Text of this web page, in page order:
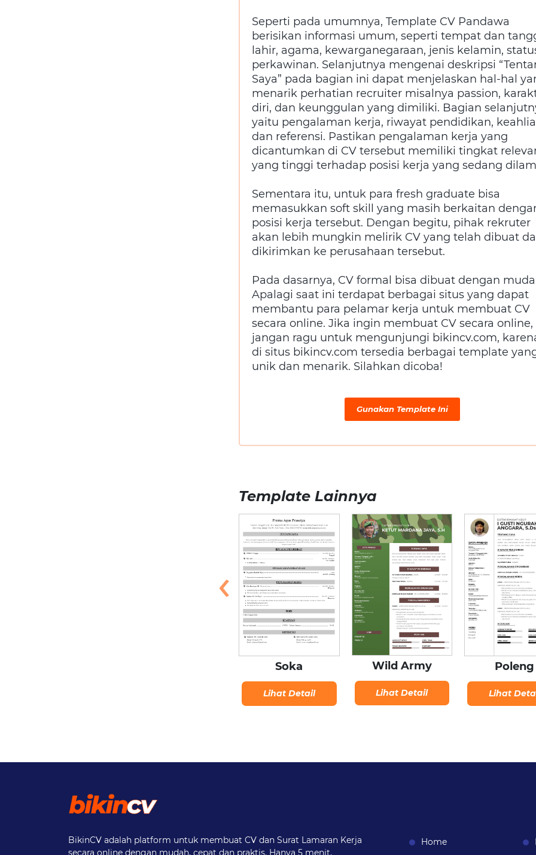
Seperti pada umumnya, Template CV Pandawa
berisikan informasi umum, seperti tempat dan
lahir, agama, kewarganegaraan, jenis kelamin,
perkawinan. Selanjutnya mengenai deskripsi
Saya” pada bagian ini dapat menjelaskan hal-hal
menarik perhatian recruiter misalnya passion,
diri, dan keunggulan yang dimiliki. Bagian
yaitu pengalaman kerja, riwayat pendidikan,
dan referensi. Pastikan pengalaman kerja yang
dicantumkan di CV tersebut memiliki tingkat
yang tinggi terhadap posisi kerja yang sedang
Sementara itu, untuk para fresh graduate bisa
memasukkan soft skill yang masih berkaitan
posisi kerja tersebut. Dengan begitu, pihak rekruter
akan lebih mungkin melirik CV yang telah dibuat
dikirimkan ke perusahaan tersebut.
Pada dasarnya, CV formal bisa dibuat dengan
Apalagi saat ini terdapat berbagai situs yang dapat
membantu para pelamar kerja untuk membuat CV
secara online. Jika ingin membuat CV secara online,
jangan ragu untuk mengunjungi bikincv.com,
di situs bikincv.com tersedia berbagai template
unik dan menarik. Silahkan dicoba!
Gunakan Template Ini
Template Lainnya
Soka
Lihat Detail
Wild Army
Lihat Detail
Poleng
Lihat
‹
BikinCV adalah platform untuk membuat CV dan Surat Lamaran Kerja
secara online dengan mudah, cepat dan praktis. Hanya 5 menit,
Home